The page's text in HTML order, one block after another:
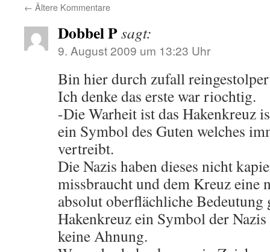
← Ältere Kommentare
Dobbel Psagt:
9. August 2009 um 13:23 Uhr
Bin hier durch zufall
Ich denke das erste war riochtig.
-Die Warheit ist das Hakenkreuz
ein Symbol des Guten welches
vertreibt.
Die Nazis haben dieses nicht
missbraucht und dem Kreuz eine
absolut oberflächliche Bedeutung
Hakenkreuz ein Symbol der
keine Ahnung.